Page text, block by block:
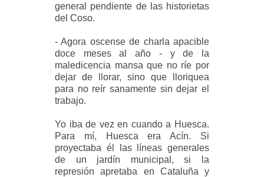
general pendiente de las historietas
del Coso.
- Agora oscense de charla apacible
doce meses al año - y de la
maledicencia mansa que no ríe por
dejar de llorar, sino que lloriquea
para no reír sanamente sin dejar el
trabajo.
Yo iba de vez en cuando a Huesca.
Para mí, Huesca era Acín. Si
proyectaba él las líneas generales
de un jardín municipal, si la
represión apretaba en Cataluña y